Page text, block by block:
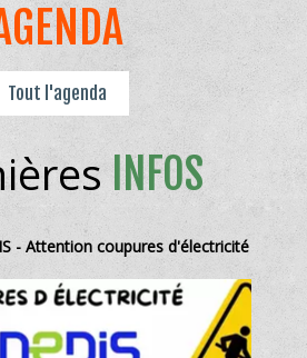
Tout l'agenda
INFOS
- Attention coupures d'électricité